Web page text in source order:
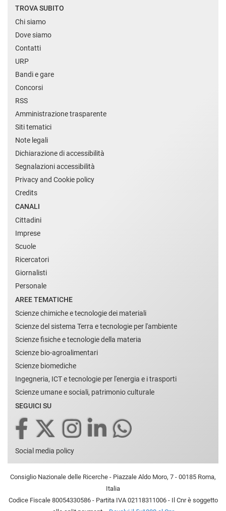
TROVA SUBITO
Chi siamo
Dove siamo
Contatti
URP
Bandi e gare
Concorsi
RSS
Amministrazione trasparente
Siti tematici
Note legali
Dichiarazione di accessibilità
Segnalazioni accessibilità
Privacy and Cookie policy
Credits
CANALI
Cittadini
Imprese
Scuole
Ricercatori
Giornalisti
Personale
AREE TEMATICHE
Scienze chimiche e tecnologie dei materiali
Scienze del sistema Terra e tecnologie per l'ambiente
Scienze fisiche e tecnologie della materia
Scienze bio-agroalimentari
Scienze biomediche
Ingegneria, ICT e tecnologie per l'energia e i trasporti
Scienze umane e sociali, patrimonio culturale
SEGUICI SU
Social media policy
Consiglio Nazionale delle Ricerche - Piazzale Aldo Moro, 7 - 00185 Roma,
Italia
Codice Fiscale 80054330586 - Partita IVA 02118311006 - Il Cnr è soggetto